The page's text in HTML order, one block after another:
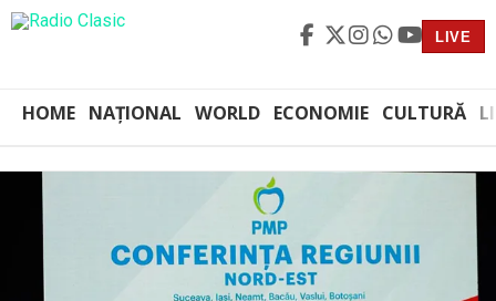
LIVE
HOME NAȚIONAL WORLD ECONOMIE CULTURĂ